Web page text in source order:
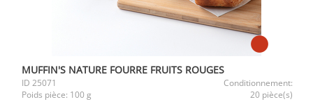
MUFFIN'S NATURE FOURRE FRUITS ROUGES
ID 25071
Conditionnement:
Poids pièce: 100 g 20 pièce(s)